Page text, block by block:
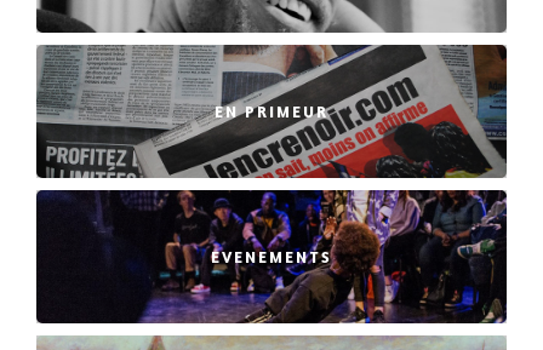
EN PRIMEUR
EVENEMENTS